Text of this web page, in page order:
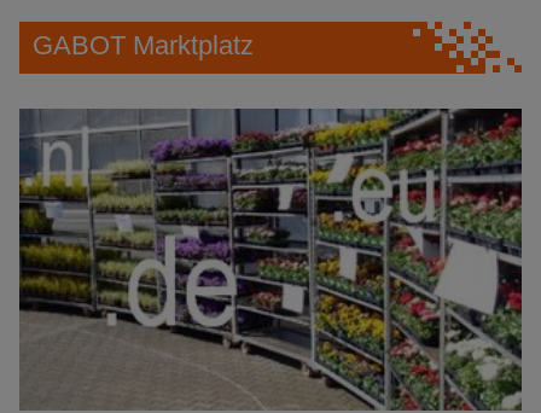
GABOT Marktplatz